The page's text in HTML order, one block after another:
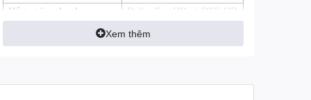
Hỗ trợ âm thanh
Dolby TrueHD và DTS-HD
Xem thêm